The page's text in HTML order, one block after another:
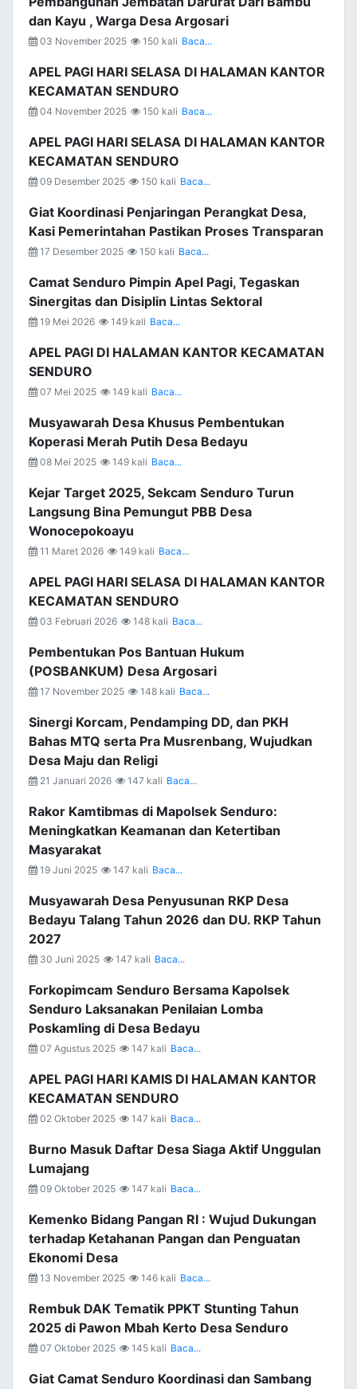
dan Kayu , Warga Desa Argosari
03 November 2025 150 kali Baca...
APEL PAGI HARI SELASA DI HALAMAN KANTOR
KECAMATAN SENDURO
04 November 2025 150 kali Baca...
APEL PAGI HARI SELASA DI HALAMAN KANTOR
KECAMATAN SENDURO
09 Desember 2025 150 kali Baca...
Giat Koordinasi Penjaringan Perangkat Desa,
Kasi Pemerintahan Pastikan Proses Transparan
17 Desember 2025 150 kali Baca...
Camat Senduro Pimpin Apel Pagi, Tegaskan
Sinergitas dan Disiplin Lintas Sektoral
19 Mei 2026 149 kali Baca...
APEL PAGI DI HALAMAN KANTOR KECAMATAN
SENDURO
07 Mei 2025 149 kali Baca...
Musyawarah Desa Khusus Pembentukan
Koperasi Merah Putih Desa Bedayu
08 Mei 2025 149 kali Baca...
Kejar Target 2025, Sekcam Senduro Turun
Langsung Bina Pemungut PBB Desa
Wonocepokoayu
11 Maret 2026 149 kali Baca...
APEL PAGI HARI SELASA DI HALAMAN KANTOR
KECAMATAN SENDURO
03 Februari 2026 148 kali Baca...
Pembentukan Pos Bantuan Hukum
(POSBANKUM) Desa Argosari
17 November 2025 148 kali Baca...
Sinergi Korcam, Pendamping DD, dan PKH
Bahas MTQ serta Pra Musrenbang, Wujudkan
Desa Maju dan Religi
21 Januari 2026 147 kali Baca...
Rakor Kamtibmas di Mapolsek Senduro:
Meningkatkan Keamanan dan Ketertiban
Masyarakat
19 Juni 2025 147 kali Baca...
Musyawarah Desa Penyusunan RKP Desa
Bedayu Talang Tahun 2026 dan DU. RKP Tahun
2027
30 Juni 2025 147 kali Baca...
Forkopimcam Senduro Bersama Kapolsek
Senduro Laksanakan Penilaian Lomba
Poskamling di Desa Bedayu
07 Agustus 2025 147 kali Baca...
APEL PAGI HARI KAMIS DI HALAMAN KANTOR
KECAMATAN SENDURO
02 Oktober 2025 147 kali Baca...
Burno Masuk Daftar Desa Siaga Aktif Unggulan
Lumajang
09 Oktober 2025 147 kali Baca...
Kemenko Bidang Pangan RI : Wujud Dukungan
terhadap Ketahanan Pangan dan Penguatan
Ekonomi Desa
13 November 2025 146 kali Baca...
Rembuk DAK Tematik PPKT Stunting Tahun
2025 di Pawon Mbah Kerto Desa Senduro
07 Oktober 2025 145 kali Baca...
Giat Camat Senduro Koordinasi dan Sambang